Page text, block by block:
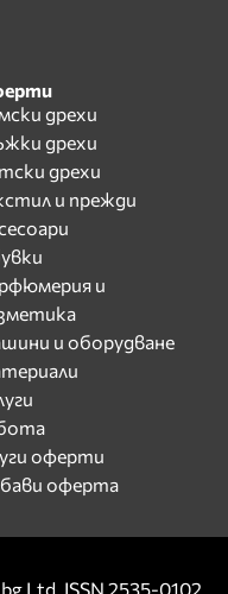
дрехи
дрехи
дрехи
и прежди
и
и оборудване
оферти
оферта
Ltd. ISSN 2535-0102